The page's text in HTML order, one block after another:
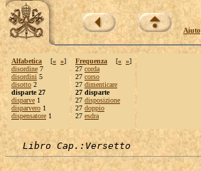
Aiuto
Alfabetica [« »]
disordine 7
disordini 5
disotto 2
disparte 27
disparve 1
disparvero 1
dispensatore 1
Frequenza [« »]
27 corda
27 corso
27 dimenticare
27 disparte
27 disposizione
27 doppio
27 esdra
Libro Cap.:Versetto